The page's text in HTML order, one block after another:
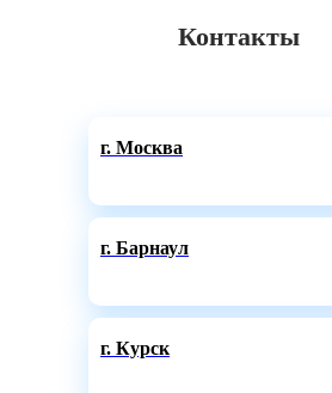
Контакты
г. Москва
г. Барнаул
г. Курск